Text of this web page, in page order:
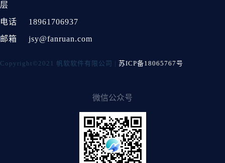
层
电话
18961706937
邮箱
jsy@fanruan.com
Copyright©2021 帆软软件有限公司 | 苏ICP备18065767号
微信公众号